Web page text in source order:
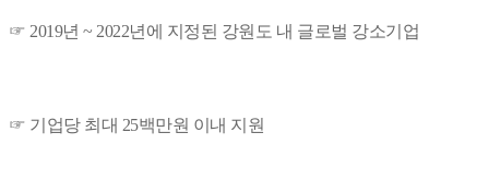
☞ 2019년 ~ 2022년에 지정된 강원도 내 글로벌 강소기업
☞ 기업당 최대 25백만원 이내 지원